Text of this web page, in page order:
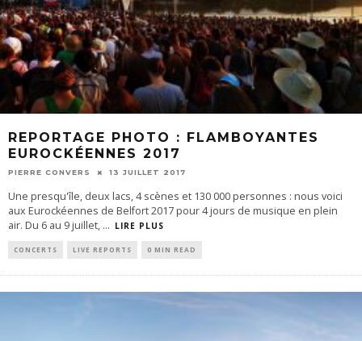
REPORTAGE PHOTO : FLAMBOYANTES
EUROCKÉENNES 2017
PIERRE CONVERS 13 JUILLET 2017
Une presqu'île, deux lacs, 4 scènes et 130 000 personnes : nous voici
aux Eurockéennes de Belfort 2017 pour 4 jours de musique en plein
air. Du 6 au 9 juillet, ... LIRE PLUS
CONCERTS LIVE REPORTS 0 MIN READ